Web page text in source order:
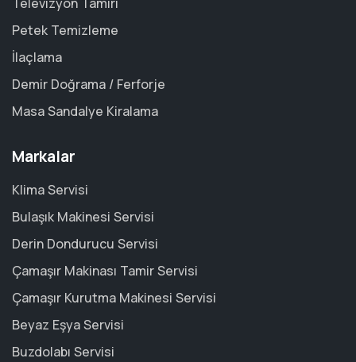
Petek Temizleme
İlaçlama
Demir Doğrama / Ferforje
Masa Sandalye Kiralama
Markalar
Klima Servisi
Bulaşık Makinesi Servisi
Derin Dondurucu Servisi
Çamaşır Makinası Tamir Servisi
Çamaşır Kurutma Makinesi Servisi
Beyaz Eşya Servisi
Buzdolabı Servisi